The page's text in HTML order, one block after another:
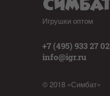
Игрушки оптом
+7 (495) 933 27 02
info@igr.ru
© 2018 «Симбат»